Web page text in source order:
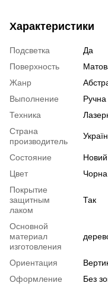
Характеристики
Подсветка
Да
Поверхность
Жанр
Выполнение
Ручна
Техника
Страна
производитель
Состояние
Новий
Цвет
Покрытие
защитным
лаком
Так
Основной
материал
изготовления
Ориентация
Оформление
Без